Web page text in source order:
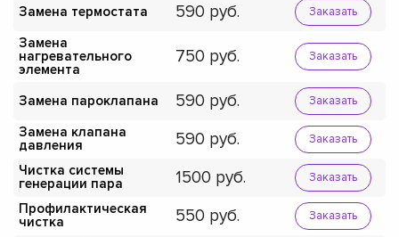
Замена термостата 590 Заказать
Замена
нагревательного
элемента
750 Заказать
Замена пароклапана 590 Заказать
Замена клапана
давления
590 Заказать
Чистка системы
генерации пара
1500 Заказать
Профилактическая
чистка
550 Заказать